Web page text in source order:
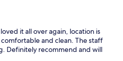
it all over again, location is
and clean. The staff
Definitely recommend and will